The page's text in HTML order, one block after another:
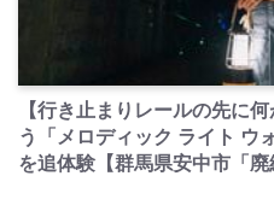
【行き止まりレールの先に
う「メロディック ライト ウ
を追体験【群馬県安中市「廃